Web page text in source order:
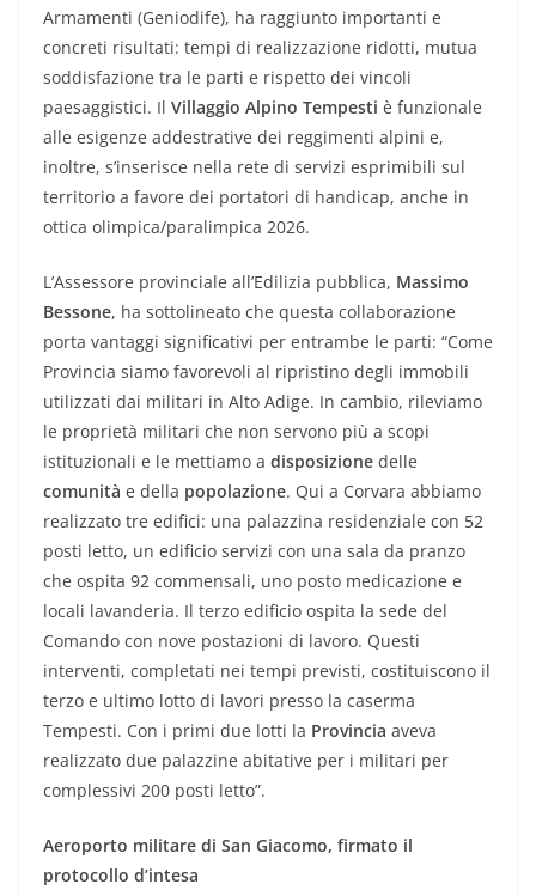
Armamenti (Geniodife), ha raggiunto importanti e
concreti risultati: tempi di realizzazione ridotti, mutua
soddisfazione tra le parti e rispetto dei vincoli
paesaggistici. Il Villaggio Alpino Tempesti è funzionale
alle esigenze addestrative dei reggimenti alpini e,
inoltre, s’inserisce nella rete di servizi esprimibili sul
territorio a favore dei portatori di handicap, anche in
ottica olimpica/paralimpica 2026.
L’Assessore provinciale all’Edilizia pubblica, Massimo
Bessone, ha sottolineato che questa collaborazione
porta vantaggi significativi per entrambe le parti: “Come
Provincia siamo favorevoli al ripristino degli immobili
utilizzati dai militari in Alto Adige. In cambio, rileviamo
le proprietà militari che non servono più a scopi
istituzionali e le mettiamo a disposizione delle
comunità e della popolazione. Qui a Corvara abbiamo
realizzato tre edifici: una palazzina residenziale con 52
posti letto, un edificio servizi con una sala da pranzo
che ospita 92 commensali, uno posto medicazione e
locali lavanderia. Il terzo edificio ospita la sede del
Comando con nove postazioni di lavoro. Questi
interventi, completati nei tempi previsti, costituiscono il
terzo e ultimo lotto di lavori presso la caserma
Tempesti. Con i primi due lotti la Provincia aveva
realizzato due palazzine abitative per i militari per
complessivi 200 posti letto”.
Aeroporto militare di San Giacomo, firmato il
protocollo d’intesa